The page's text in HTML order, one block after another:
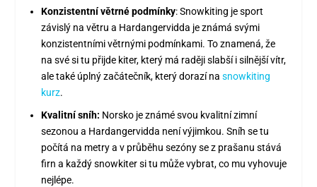
Konzistentní větrné podmínky: Snowkiting je sport
závislý na větru a Hardangervidda je známá svými
konzistentními větrnými podmínkami. To znamená, že
na své si tu přijde kiter, který má raději slabší i silnější vítr,
ale také úplný začátečník, který dorazí nasnowkiting
kurz.
Kvalitní sníh: Norsko je známé svou kvalitní zimní
sezonou a Hardangervidda není výjimkou. Sníh se tu
počítá na metry a v průběhu sezóny se z prašanu stává
firn a každý snowkiter si tu může vybrat, co mu vyhovuje
nejlépe.